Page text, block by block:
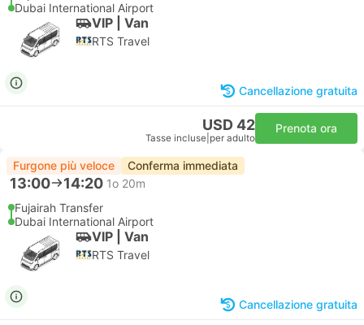
Dubai International Airport
VIP | Van
RTS Travel
Cancellazione gratuita
USD 42
Tasse incluse per adulto
Prenota ora
Furgone più veloce Conferma immediata
13:00 14:20 1o 20m
Fujairah Transfer
Dubai International Airport
VIP | Van
RTS Travel
Cancellazione gratuita